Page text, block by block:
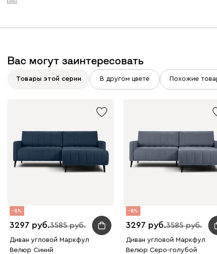
Букле
Терра
Бежевый Графит Молочный Серый
Вас могут заинтересовать
Товары этой серии В другом цвете Похожие
8
3297 3585
Диван угловой Маркфул
Велюр Синий
8
3297 3585
Диван угловой Маркфул
Велюр Серо-голубой